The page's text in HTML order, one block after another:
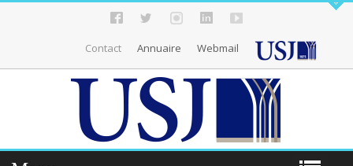
Contact Annuaire Webmail